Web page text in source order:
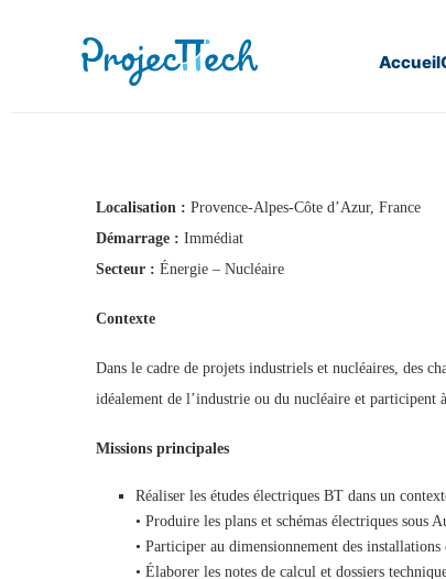
Accueil
Localisation : Provence-Alpes-Côte d’Azur, France
Démarrage : Immédiat
Secteur : Énergie – Nucléaire
Contexte
Dans le cadre de projets industriels et nucléaires, des
idéalement de l’industrie ou du nucléaire et participent
Missions principales
Réaliser les études électriques BT dans un
• Produire les plans et schémas électriques sous
• Participer au dimensionnement des installations
• Élaborer les notes de calcul et dossiers